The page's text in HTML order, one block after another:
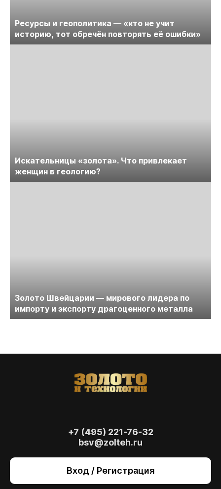
Ресурсы и геополитика — «кто не учит
историю, тот обречён повторять её ошибки»
Искательницы «золота». Что привлекает
женщин в геологию?
Золото Швейцарии — мирового лидера по
импорту и экспорту драгоценного металла
+7 (495) 221-76-32
bsv@zolteh.ru
Вход / Регистрация
также для анализа сайта и улучшения